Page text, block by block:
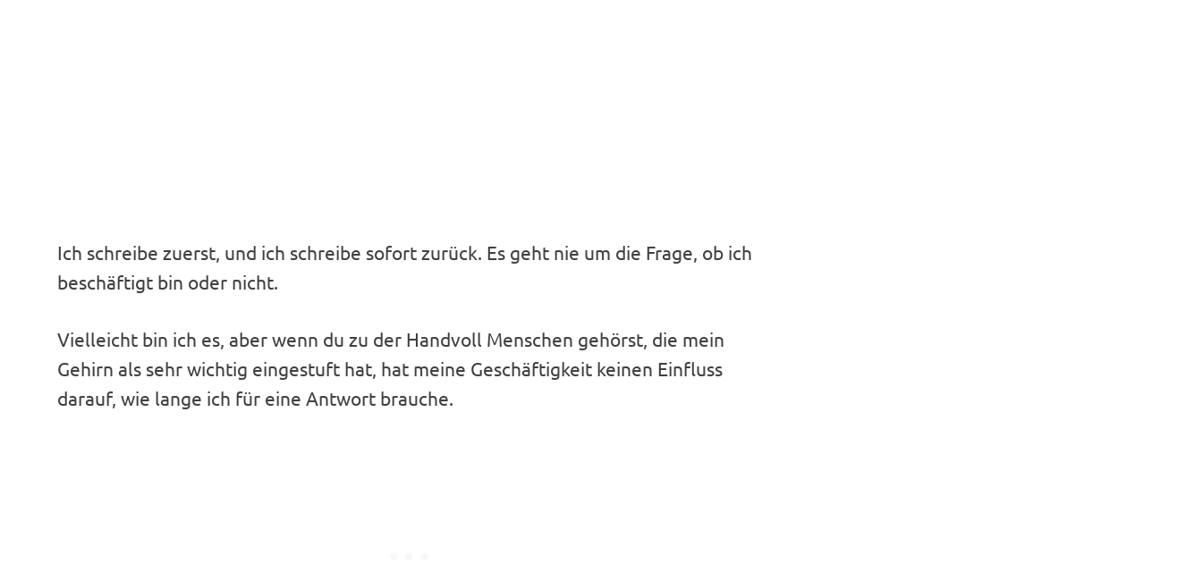
Ich schreibe zuerst, und ich schreibe sofort zurück. Es geht nie um die Frage, ob ich
beschäftigt bin oder nicht.
Vielleicht bin ich es, aber wenn du zu der Handvoll Menschen gehörst, die mein
Gehirn als sehr wichtig eingestuft hat, hat meine Geschäftigkeit keinen Einfluss
darauf, wie lange ich für eine Antwort brauche.